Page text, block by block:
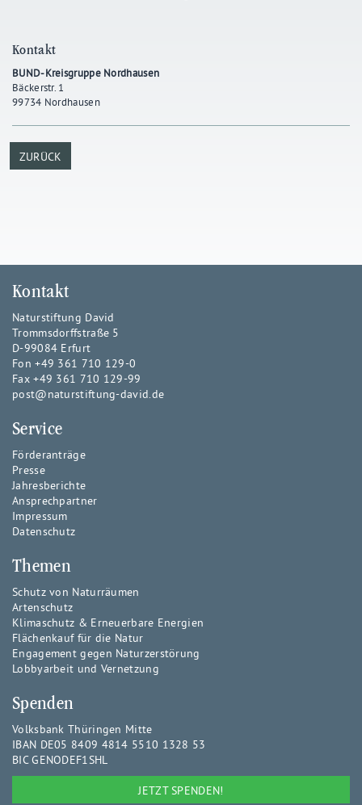
Kontakt
BUND-Kreisgruppe Nordhausen
Bäckerstr. 1
99734 Nordhausen
ZURÜCK
Kontakt
Naturstiftung David
Trommsdorffstraße 5
D-99084 Erfurt
Fon +49 361 710 129-0
Fax +49 361 710 129-99
post@naturstiftung-david.de
Service
Förderanträge
Presse
Jahresberichte
Ansprechpartner
Impressum
Datenschutz
Themen
Schutz von Naturräumen
Artenschutz
Klimaschutz & Erneuerbare Energien
Flächenkauf für die Natur
Engagement gegen Naturzerstörung
Lobbyarbeit und Vernetzung
Spenden
Volksbank Thüringen Mitte
IBAN DE05 8409 4814 5510 1328 53
BIC GENODEF1SHL
JETZT SPENDEN!